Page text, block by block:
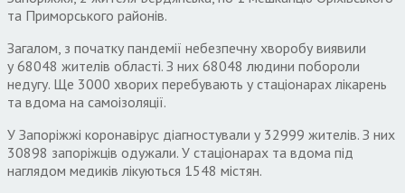
та Приморського районів.
Загалом, з початку пандемії небезпечну хворобу виявили
у 68048 жителів області. З них 68048 людини побороли
недугу. Ще 3000 хворих перебувають у стаціонарах лікарень
та вдома на самоізоляції.
У Запоріжжі коронавірус діагностували у 32999 жителів. З них
30898 запоріжців одужали. У стаціонарах та вдома під
наглядом медиків лікуються 1548 містян.